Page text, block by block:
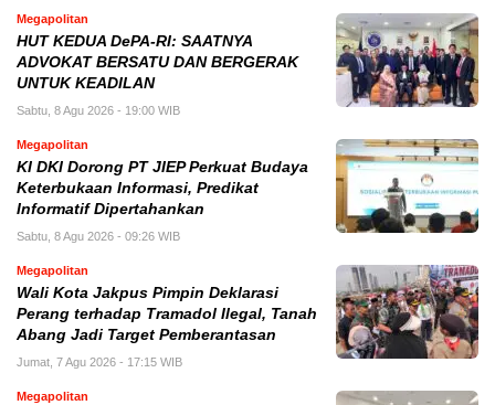
Megapolitan
HUT KEDUA DePA-RI: SAATNYA
ADVOKAT BERSATU DAN BERGERAK
UNTUK KEADILAN
Sabtu, 8 Agu 2026 - 19:00 WIB
Megapolitan
KI DKI Dorong PT JIEP Perkuat Budaya
Keterbukaan Informasi, Predikat
Informatif Dipertahankan
Sabtu, 8 Agu 2026 - 09:26 WIB
Megapolitan
Wali Kota Jakpus Pimpin Deklarasi
Perang terhadap Tramadol Ilegal, Tanah
Abang Jadi Target Pemberantasan
Jumat, 7 Agu 2026 - 17:15 WIB
Megapolitan